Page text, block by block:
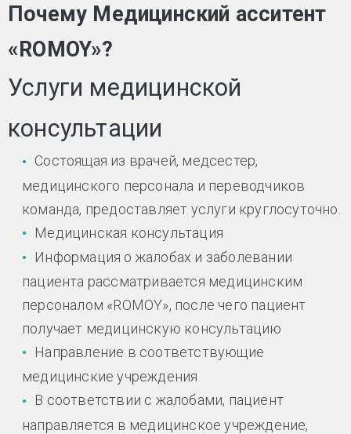
Почему Медицинский асситент
«ROMOY»?
Услуги медицинской
консультации
Состоящая из врачей, медсестер,
медицинского персонала и переводчиков
команда, предоставляет услуги круглосуточно.
Медицинская консультация
Информация о жалобах и заболевании
пациента рассматривается медицинским
персоналом «ROMOY», после чего пациент
получает медицинскую консультацию
Направление в соответствующие
медицинские учреждения
В соответствии с жалобами, пациент
направляется в медицинское учреждение,